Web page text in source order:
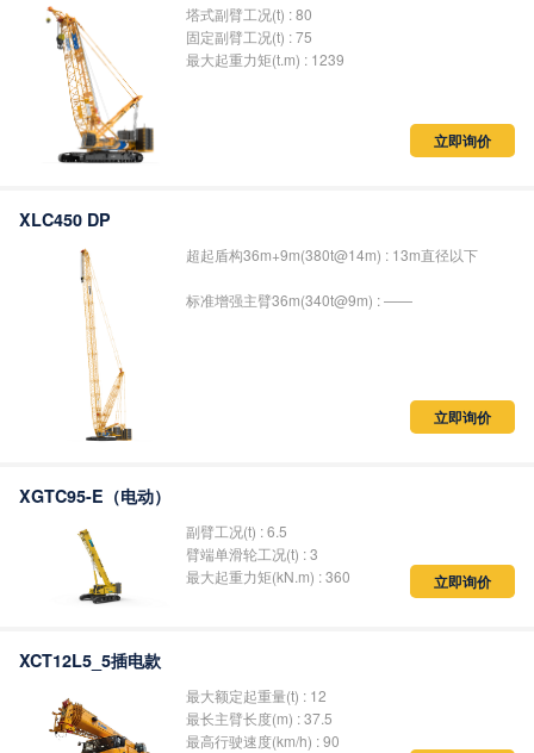
塔式副臂工况(t) : 80
固定副臂工况(t) : 75
最大起重力矩(t.m) : 1239
立即询价
XLC450 DP
超起盾构36m+9m(380t@14m) : 13m直径以下
标准增强主臂36m(340t@9m) : ——
立即询价
XGTC95-E（电动）
副臂工况(t) : 6.5
臂端单滑轮工况(t) : 3
最大起重力矩(kN.m) : 360
立即询价
XCT12L5_5插电款
最大额定起重量(t) : 12
最长主臂长度(m) : 37.5
最高行驶速度(km/h) : 90